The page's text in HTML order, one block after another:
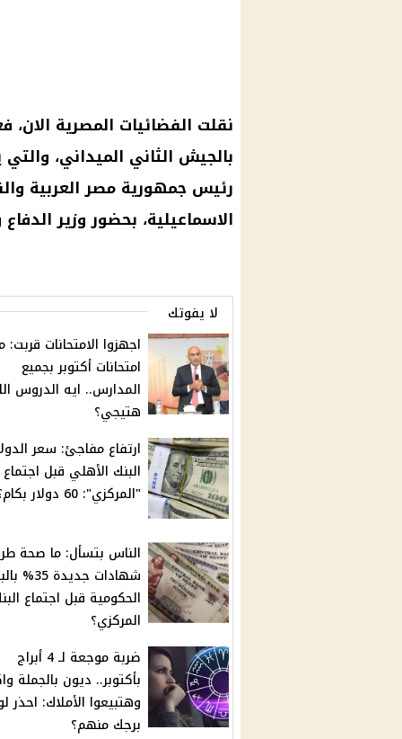
نقلت الفضائيات المصرية
بالجيش الثاني الميداني،
رئيس جمهورية مصر العربية
الاسماعيلية، بحضور وزير
لا يفوتك
اجهزوا الامتحانات
امتحانات أكتوبر بجميع
المدارس.. ايه الدروس
هتيجي؟
ارتفاع مفاجئ: سعر
البنك الأهلي قبل اجتماع
"المركزي": 60 دولار بكام؟
الناس بتسأل: ما صحة
شهادات جديدة
الحكومية قبل اجتماع
المركزي؟
ضربة موجعة لـ 4 أبراج
بأكتوبر.. ديون بالجملة
وهتبيعوا الأملاك: احذر
برجك منهم؟